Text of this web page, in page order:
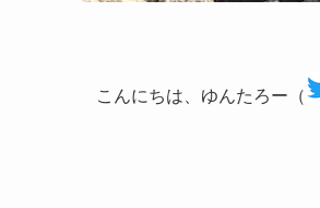
こんにちは、ゆんたろー（